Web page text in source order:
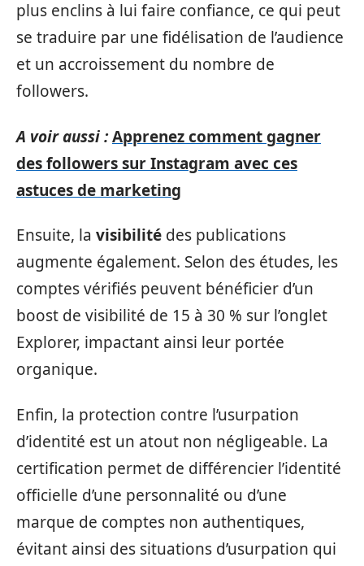
plus enclins à lui faire confiance, ce qui peut
se traduire par une fidélisation de l’audience
et un accroissement du nombre de
followers.
A voir aussi :Apprenez comment gagner
des followers sur Instagram avec ces
astuces de marketing
Ensuite, la visibilité des publications
augmente également. Selon des études, les
comptes vérifiés peuvent bénéficier d’un
boost de visibilité de 15 à 30 % sur l’onglet
Explorer, impactant ainsi leur portée
organique.
Enfin, la protection contre l’usurpation
d’identité est un atout non négligeable. La
certification permet de différencier l’identité
officielle d’une personnalité ou d’une
marque de comptes non authentiques,
évitant ainsi des situations d’usurpation qui